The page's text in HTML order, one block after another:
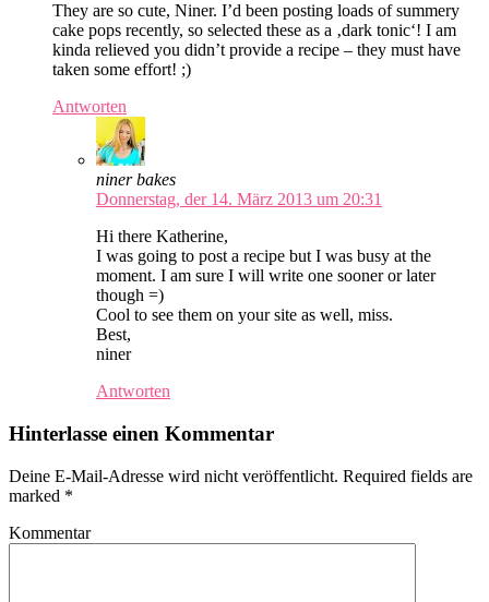
They are so cute, Niner. I’d been posting loads of summery
cake pops recently, so selected these as a ‚dark tonic‘! I am
kinda relieved you didn’t provide a recipe – they must have
taken some effort! ;)
Antworten
niner bakes
Donnerstag, der 14. März 2013 um 20:31
Hi there Katherine,
I was going to post a recipe but I was busy at the
moment. I am sure I will write one sooner or later
though =)
Cool to see them on your site as well, miss.
Best,
niner
Antworten
Hinterlasse einen Kommentar
Deine E-Mail-Adresse wird nicht veröffentlicht. Required fields are
marked *
Kommentar